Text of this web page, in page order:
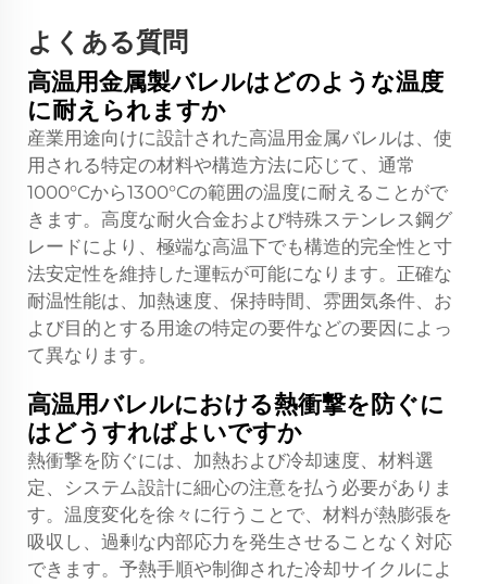
よくある質問
高温用金属製バレルはどのような温度
に耐えられますか
産業用途向けに設計された高温用金属バレルは、使
用される特定の材料や構造方法に応じて、通常
1000°Cから1300°Cの範囲の温度に耐えることがで
きます。高度な耐火合金および特殊ステンレス鋼グ
レードにより、極端な高温下でも構造的完全性と寸
法安定性を維持した運転が可能になります。正確な
耐温性能は、加熱速度、保持時間、雰囲気条件、お
よび目的とする用途の特定の要件などの要因によっ
て異なります。
高温用バレルにおける熱衝撃を防ぐに
はどうすればよいですか
熱衝撃を防ぐには、加熱および冷却速度、材料選
定、システム設計に細心の注意を払う必要がありま
す。温度変化を徐々に行うことで、材料が熱膨張を
吸収し、過剰な内部応力を発生させることなく対応
できます。予熱手順や制御された冷却サイクルによ